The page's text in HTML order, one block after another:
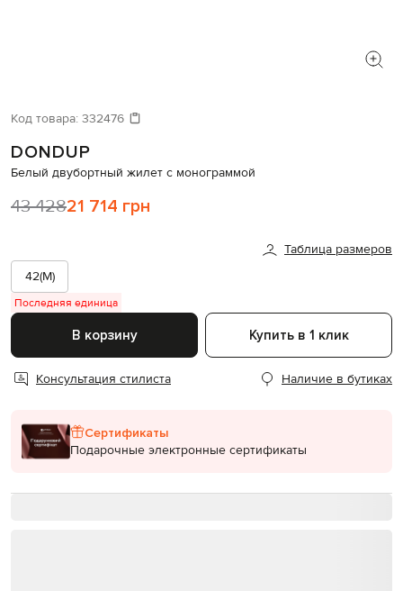
Код товара: 332476
DONDUP
Белый двубортный жилет с монограммой
43 42821 714 грн
Таблица размеров
42(M)
Последняя единица
В корзину Купить в 1 клик
Консультация стилиста Наличие в бутиках
Сертификаты
Подарочные электронные сертификаты